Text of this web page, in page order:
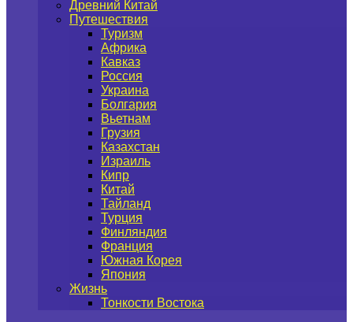
Древний Китай
Путешествия
Туризм
Африка
Кавказ
Россия
Украина
Болгария
Вьетнам
Грузия
Казахстан
Израиль
Кипр
Китай
Тайланд
Турция
Финляндия
Франция
Южная Корея
Япония
Жизнь
Тонкости Востока